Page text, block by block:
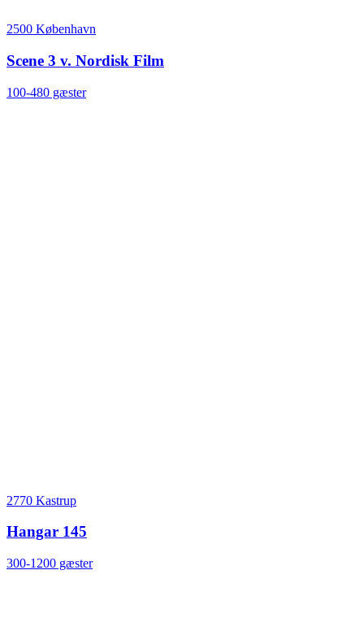
2500 København
Scene 3 v. Nordisk Film
100-480 gæster
2770 Kastrup
Hangar 145
300-1200 gæster